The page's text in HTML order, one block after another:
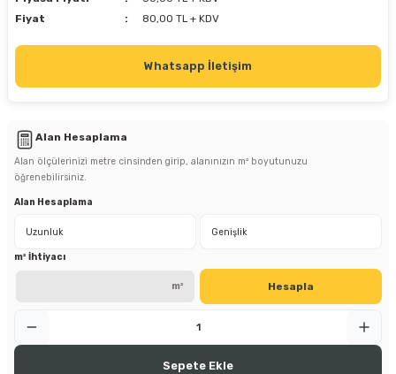
Fiyat
80,00 TL + KDV
Whatsapp İletişim
Alan Hesaplama
Alan ölçülerinizi metre cinsinden girip, alanınızın m² boyutunuzu
öğrenebilirsiniz.
Alan Hesaplama
m² İhtiyacı
m² Hesapla
Sepete Ekle